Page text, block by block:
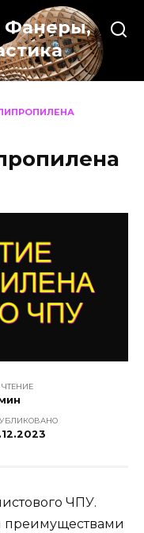
Фанеры,
ЧТЕНИЕ
ЧПУ.
преимуществами